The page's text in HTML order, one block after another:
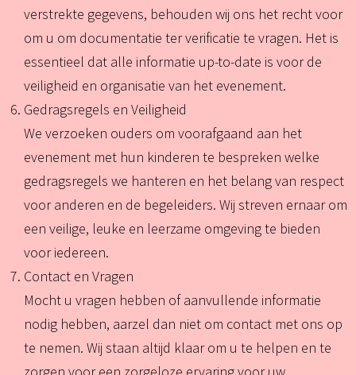
verstrekte gegevens, behouden wij ons het recht voor
om u om documentatie ter verificatie te vragen. Het is
essentieel dat alle informatie up-to-date is voor de
veiligheid en organisatie van het evenement.
Gedragsregels en Veiligheid
We verzoeken ouders om voorafgaand aan het
evenement met hun kinderen te bespreken welke
gedragsregels we hanteren en het belang van respect
voor anderen en de begeleiders. Wij streven ernaar om
een veilige, leuke en leerzame omgeving te bieden
voor iedereen.
Contact en Vragen
Mocht u vragen hebben of aanvullende informatie
nodig hebben, aarzel dan niet om contact met ons op
te nemen. Wij staan altijd klaar om u te helpen en te